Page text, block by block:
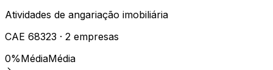
Atividades de angariação imobiliária
CAE 68323 · 2 empresas
0%MédiaMédia